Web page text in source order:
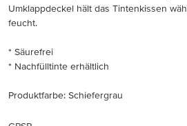
Umklappdeckel hält das Tintenkissen
feucht.
* Säurefrei
* Nachfülltinte erhältlich
Produktfarbe: Schiefergrau